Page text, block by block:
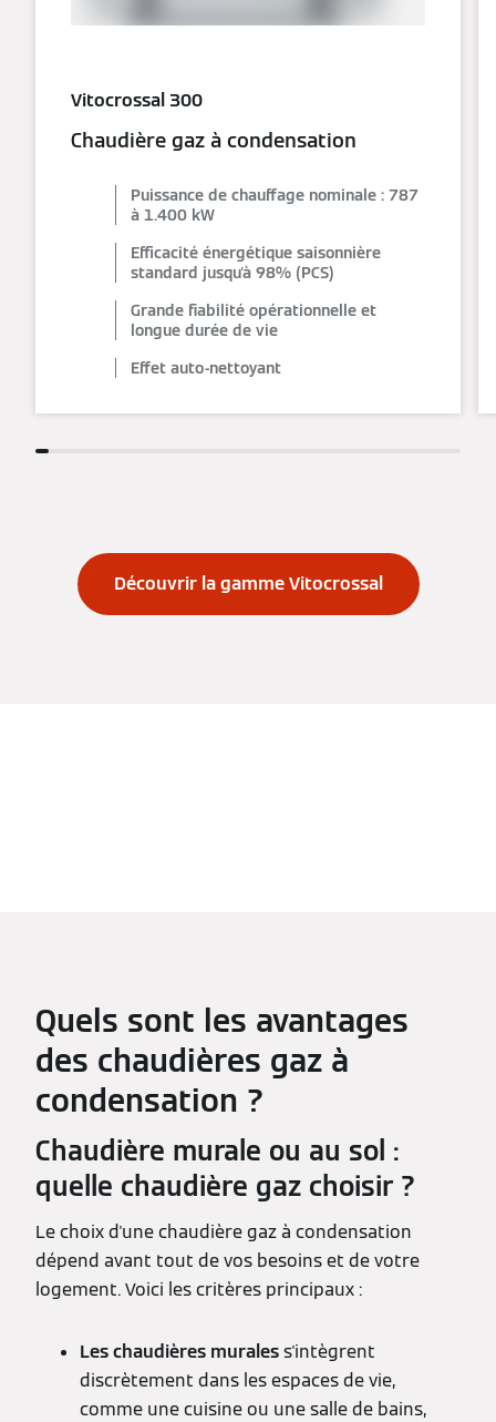
Vitocrossal 300
Chaudière gaz à condensation
Puissance de chauffage nominale : 787
à 1.400 kW
Efficacité énergétique saisonnière
standard jusqu'à 98% (PCS)
Grande fiabilité opérationnelle et
longue durée de vie
Effet auto-nettoyant
Découvrir la gamme Vitocrossal
Quels sont les avantages
des chaudières gaz à
condensation ?
Chaudière murale ou au sol :
quelle chaudière gaz choisir ?
Le choix d'une chaudière gaz à condensation
dépend avant tout de vos besoins et de votre
logement. Voici les critères principaux :
Les chaudières muraless'intègrent
discrètement dans les espaces de vie,
comme une cuisine ou une salle de bains,